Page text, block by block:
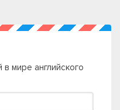
в мире английского